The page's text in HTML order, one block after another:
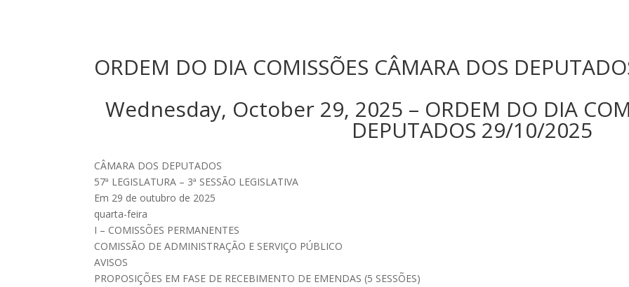
ORDEM DO DIA COMISSÕES CÂMARA DOS
Wednesday, October 29, 2025 – ORDEM DO DIA
DEPUTADOS 29/10/2025
CÂMARA DOS DEPUTADOS
57ª LEGISLATURA – 3ª SESSÃO LEGISLATIVA
Em 29 de outubro de 2025
quarta-feira
I – COMISSÕES PERMANENTES
COMISSÃO DE ADMINISTRAÇÃO E SERVIÇO PÚBLICO
AVISOS
PROPOSIÇÕES EM FASE DE RECEBIMENTO DE EMENDAS (5 SESSÕES)